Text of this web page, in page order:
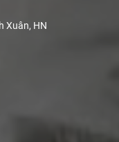
Xuân, HN